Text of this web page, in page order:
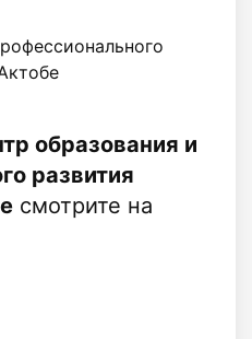
образования и
развития
смотрите на